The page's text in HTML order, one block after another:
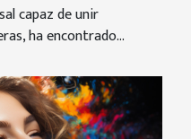
capaz de unir
ha encontrado...